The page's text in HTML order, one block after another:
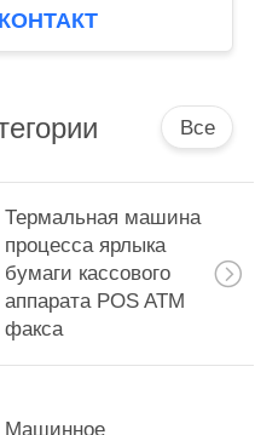
КОНТАКТ
Все
Термальная машина
процесса ярлыка
бумаги кассового
аппарата POS ATM
факса
Машинное